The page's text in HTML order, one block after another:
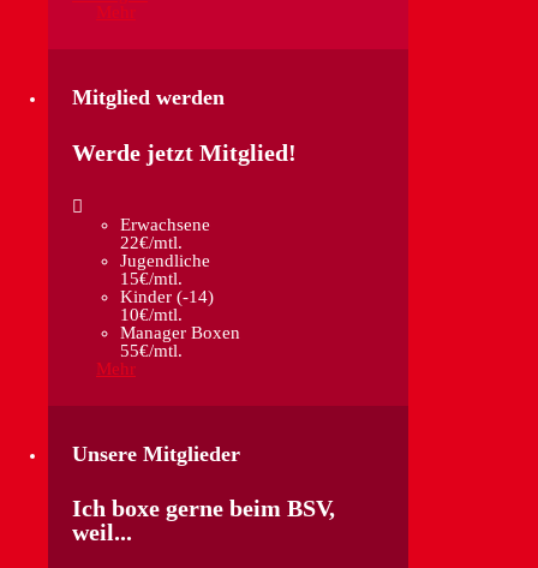
Mehr
Mitglied werden
Werde jetzt Mitglied!
Erwachsene
22€/mtl.
Jugendliche
15€/mtl.
Kinder (-14)
10€/mtl.
Manager Boxen
55€/mtl.
Mehr
Unsere Mitglieder
Ich boxe gerne beim BSV,
weil...